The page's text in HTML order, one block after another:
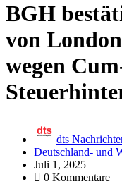
BGH
von
wegen
dts
Deutschland- und
Juli 1, 2025
0 Kommentare